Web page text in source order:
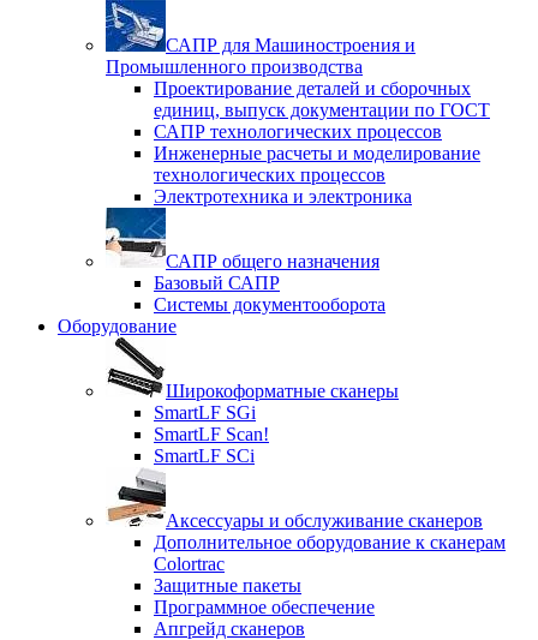
САПР для Машиностроения и
Промышленного производства
Проектирование деталей и сборочных
единиц, выпуск документации по ГОСТ
САПР технологических процессов
Инженерные расчеты и моделирование
технологических процессов
Электротехника и электроника
САПР общего назначения
Базовый САПР
Системы документооборота
Оборудование
Широкоформатные сканеры
SmartLF SGi
SmartLF Scan!
SmartLF SCi
Аксессуары и обслуживание сканеров
Дополнительное оборудование к сканерам
Colortrac
Защитные пакеты
Программное обеспечение
Апгрейд сканеров